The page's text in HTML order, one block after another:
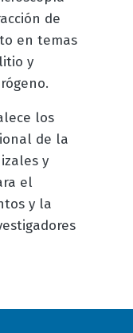
de
en temas
y
los
de la
y
el
y la